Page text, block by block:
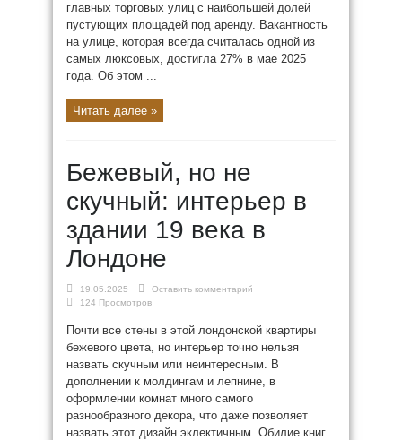
главных торговых улиц с наибольшей долей
пустующих площадей под аренду. Вакантность
на улице, которая всегда считалась одной из
самых люксовых, достигла 27% в мае 2025
года. Об этом ...
Читать далее »
Бежевый, но не
скучный: интерьер в
здании 19 века в
Лондоне
19.05.2025
Оставить комментарий
124 Просмотров
Почти все стены в этой лондонской квартиры
бежевого цвета, но интерьер точно нельзя
назвать скучным или неинтересным. В
дополнении к молдингам и лепнине, в
оформлении комнат много самого
разнообразного декора, что даже позволяет
назвать этот дизайн эклектичным. Обилие книг